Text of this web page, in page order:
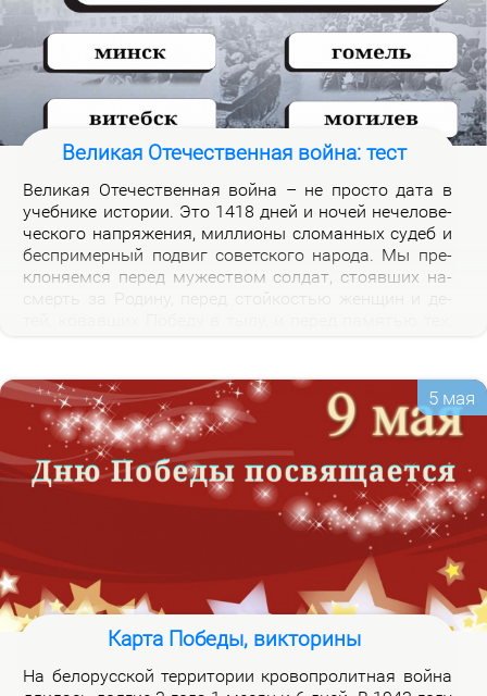
Великая Отечественная война: тест
Ве­ли­кая Оте­че­ствен­ная вой­на – не про­сто да­та в
учеб­ни­ке ис­то­рии. Это 1418 дней и но­чей нече­ло­ве­
че­ско­го на­пря­же­ния, мил­ли­о­ны сло­ман­ных су­деб и
бес­при­мер­ный по­двиг со­вет­ско­го на­ро­да. Мы пре­
кло­ня­ем­ся пе­ред му­же­ством сол­дат, сто­яв­ших на­
ям.
5 мая
Карта Победы, викторины
На бе­ло­рус­ской тер­ри­то­рии кро­во­про­лит­ная вой­на